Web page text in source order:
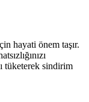
hayati önem taşır.
tüketerek sindirim